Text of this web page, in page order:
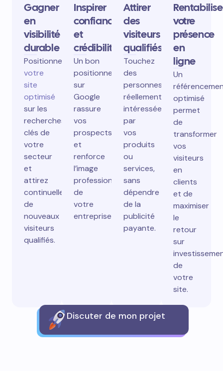
Gagner
en
visibilité
durable
Positionnez
votre
site
optimisé
sur les
recherches
clés de
votre
secteur
et
attirez
continuellement
de
nouveaux
visiteurs
qualifiés.
Inspirer
confiance
et
crédibilité
Un bon
positionnement
sur
Google
rassure
vos
prospects
et
renforce
l’image
professionnelle
de
votre
entreprise.
Attirer
des
visiteurs
qualifiés
Touchez
des
personnes
réellement
intéressées
par
vos
produits
ou
services,
sans
dépendre
de la
publicité
payante.
votre
présence
en
ligne
Un
optimisé
permet
de
transformer
vos
visiteurs
en
clients
et de
maximiser
le
retour
sur
de
votre
site.
Discuter de mon projet